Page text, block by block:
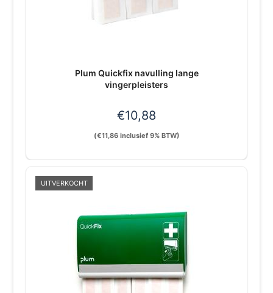
Plum Quickfix navulling lange
vingerpleisters
€10,88
(€11,86inclusief 9% BTW)
UITVERKOCHT